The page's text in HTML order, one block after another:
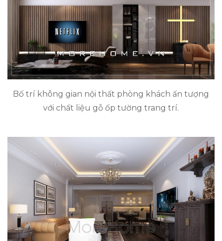
Bố trí không gian nội thất phòng khách ấn tượng
với chất liệu gỗ ốp tường trang trí.